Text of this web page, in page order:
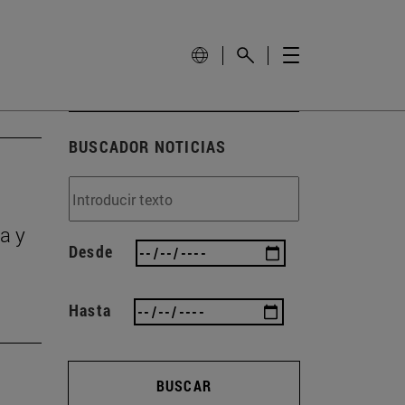
y
BUSCADOR NOTICIAS
Desde
Hasta
BUSCAR